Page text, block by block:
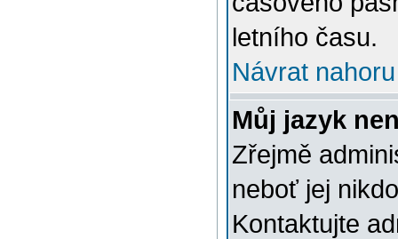
letního času.
Návrat nahoru
Můj jazyk
Zřejmě
neboť jej
Kontaktujte